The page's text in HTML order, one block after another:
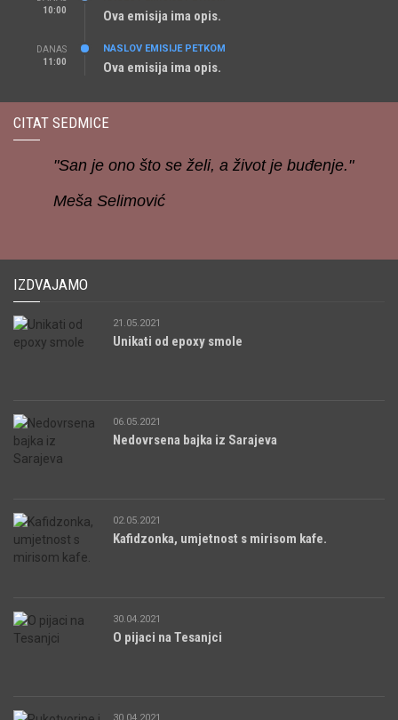
10:00
Ova emisija ima opis.
DANAS
11:00
NASLOV EMISIJE PETKOM
Ova emisija ima opis.
CITAT SEDMICE
"San je ono što se želi, a život je buđenje."
Meša Selimović
IZDVAJAMO
21.05.2021
Unikati od epoxy smole
06.05.2021
Nedovrsena bajka iz Sarajeva
02.05.2021
Kafidzonka, umjetnost s mirisom kafe.
30.04.2021
O pijaci na Tesanjci